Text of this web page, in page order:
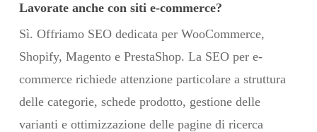
Lavorate anche con siti e-commerce?
Sì. Offriamo SEO dedicata per WooCommerce,
Shopify, Magento e PrestaShop. La SEO per e-
commerce richiede attenzione particolare a struttura
delle categorie, schede prodotto, gestione delle
varianti e ottimizzazione delle pagine di ricerca